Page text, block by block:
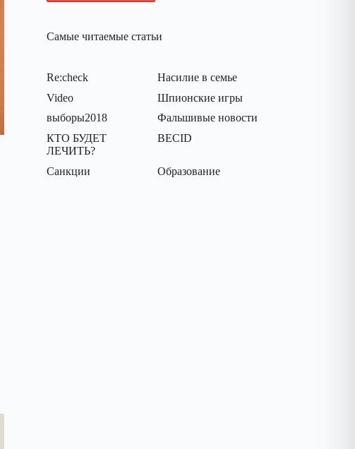
Самые читаемые статьи
Re:check
Насилие в семье
Video
Шпионские игры
выборы2018
Фальшивые новости
КТО БУДЕТ
ЛЕЧИТЬ?
BECID
Санкции Oбразование